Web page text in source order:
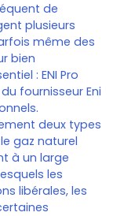
de
plusieurs
même des
bien
: ENI Pro
fournisseur Eni
deux types
gaz naturel
à un large
les
libérales, les